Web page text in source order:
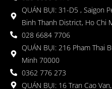
QUÁN BỤI: 31-D5 , Saigon
Binh Thanh District, Ho Chi
028 6684 7706
QUÁN BỤI: 216 Pham Thai
Minh 70000
0362 776 273
QUÁN BỤI: 16 Tran Cao